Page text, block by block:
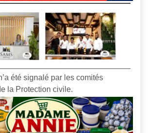
été signalé par les comités
la Protection civile.